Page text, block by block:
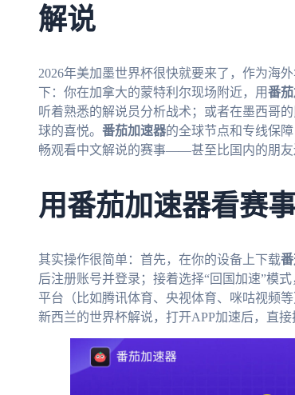
解说
2026年美加墨世界杯很快就要来了，作为海
下：你在加拿大的蒙特利尔现场附近，用番
听着熟悉的解说员分析战术；或者在墨西哥
球的喜悦。 番茄加速器的全球节点和专线保
畅观看中文解说的赛事——甚至比国内的朋友
用番茄加速器看赛
其实操作很简单：首先，在你的设备上下载
后注册账号并登录；接着选择“回国加速”模
平台（比如腾讯体育、央视体育、咪咕视频
新西兰的世界杯解说，打开APP加速后，直